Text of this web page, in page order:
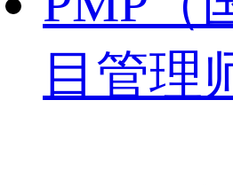
目管理